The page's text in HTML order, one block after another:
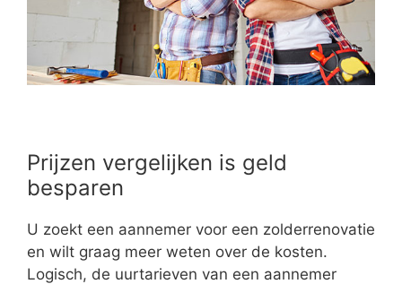
Prijzen vergelijken is geld
besparen
U zoekt een aannemer voor een zolderrenovatie
en wilt graag meer weten over de kosten.
Logisch, de uurtarieven van een aannemer